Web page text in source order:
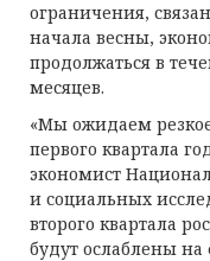
ограничения,
начала весны,
продолжаться в
месяцев.
«Мы ожидаем
первого квартала
экономист
и социальных
второго квартала
будут ослаблены